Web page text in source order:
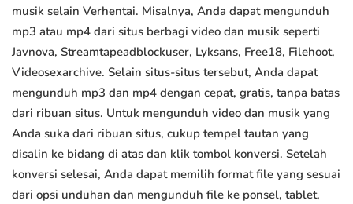
musik selain Verhentai. Misalnya, Anda dapat mengunduh
mp3 atau mp4 dari situs berbagi video dan musik seperti
Javnova, Streamtapeadblockuser, Lyksans, Free18, Filehoot,
Videosexarchive. Selain situs-situs tersebut, Anda dapat
mengunduh mp3 dan mp4 dengan cepat, gratis, tanpa batas
dari ribuan situs. Untuk mengunduh video dan musik yang
Anda suka dari ribuan situs, cukup tempel tautan yang
disalin ke bidang di atas dan klik tombol konversi. Setelah
konversi selesai, Anda dapat memilih format file yang sesuai
dari opsi unduhan dan mengunduh file ke ponsel, tablet,